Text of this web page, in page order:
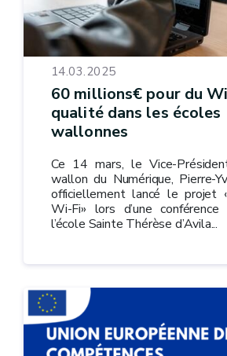
14.03.2025
60 millions€ pour du
qualité dans les écoles
wallonnes
Ce 14 mars, le Vice-
wallon du Numérique, Pierre-
officiellement lancé le projet
Wi-Fi» lors d’une
l’école Sainte Thérèse d’Avila...